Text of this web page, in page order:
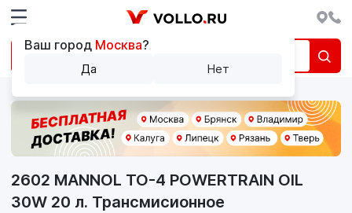
2602 MANNOL TO-4 POWERTRAIN OIL
30W 20 л. Трансмисионное
Ваш город Москва?
Да Нет